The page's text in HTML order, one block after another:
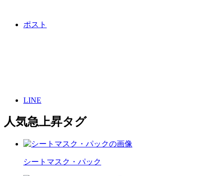
ポスト
LINE
人気急上昇タグ
シートマスク・パック